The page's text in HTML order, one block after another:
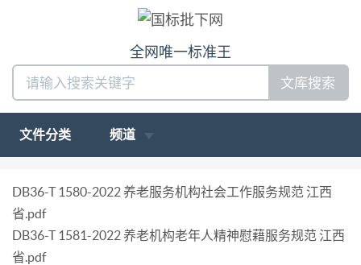
全网唯一标准王
文库搜索
文件分类 频道
DB36-T 1580-2022 养老服务机构社会工作服务规范 江西
省.pdf
DB36-T 1581-2022 养老机构老年人精神慰藉服务规范 江西
省.pdf